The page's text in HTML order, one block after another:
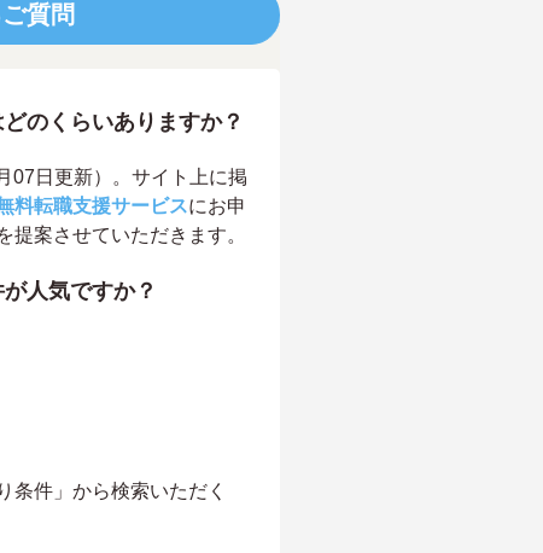
質問
のくらいありますか？
07日更新）。サイト上に掲
料転職支援サービスにお申
提案させていただきます。
人気ですか？
条件」から検索いただく